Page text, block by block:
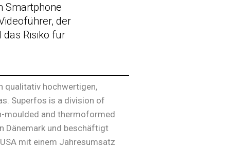
Smartphone
der
das Risiko für
qualitativ hochwertigen,
Superfos is a division of
moulded and thermoformed
Dänemark und beschäftigt
mit einem Jahresumsatz